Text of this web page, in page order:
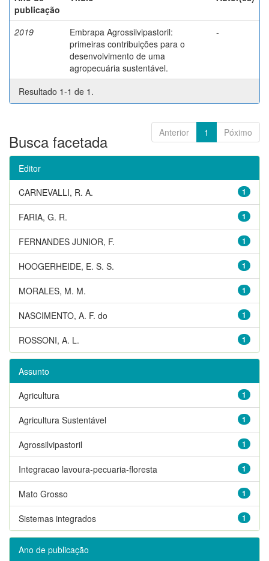
publicação
2019
Embrapa Agrossilvipastoril:
primeiras contribuições para o
desenvolvimento de uma
agropecuária sustentável.
-
Resultado 1-1 de 1.
Anterior 1 Póximo
Busca facetada
Editor
1
CARNEVALLI, R. A.
1
FARIA, G. R.
1
FERNANDES JUNIOR, F.
1
HOOGERHEIDE, E. S. S.
1
MORALES, M. M.
1
NASCIMENTO, A. F. do
1
ROSSONI, A. L.
Assunto
1
Agricultura
1
Agricultura Sustentável
1
Agrossilvipastoril
1
Integracao lavoura-pecuaria-floresta
1
Mato Grosso
1
Sistemas integrados
Ano de publicação